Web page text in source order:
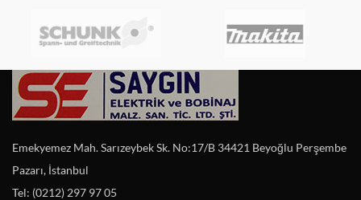
Emekyemez Mah. Sarızeybek Sk. No:17/B 34421 Beyoğlu Perşembe
Pazarı, İstanbul
Tel: (0212) 297 97 05